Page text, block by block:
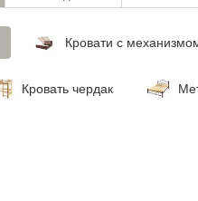
Кровати с
Кровать чердак